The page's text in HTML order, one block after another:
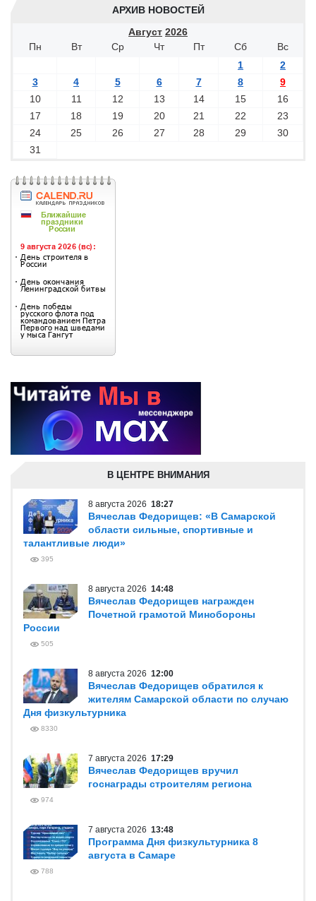
АРХИВ НОВОСТЕЙ
Август 2026
Пн
Вт Ср Чт Пт Сб
Вс
1
2
3
4 5 6 7 8
9
10
11 12 13 14 15
16
17
18 19 20 21 22
23
24
25 26 27 28 29
30
31
В ЦЕНТРЕ ВНИМАНИЯ
8 августа 2026 18:27
Вячеслав Федорищев: «В Самарской
области сильные, спортивные и
талантливые люди»
395
8 августа 2026 14:48
Вячеслав Федорищев награжден
Почетной грамотой Минобороны
России
505
8 августа 2026 12:00
Вячеслав Федорищев обратился к
жителям Самарской области по случаю
Дня физкультурника
8330
7 августа 2026 17:29
Вячеслав Федорищев вручил
госнаграды строителям региона
974
7 августа 2026 13:48
Программа Дня физкультурника 8
августа в Самаре
788